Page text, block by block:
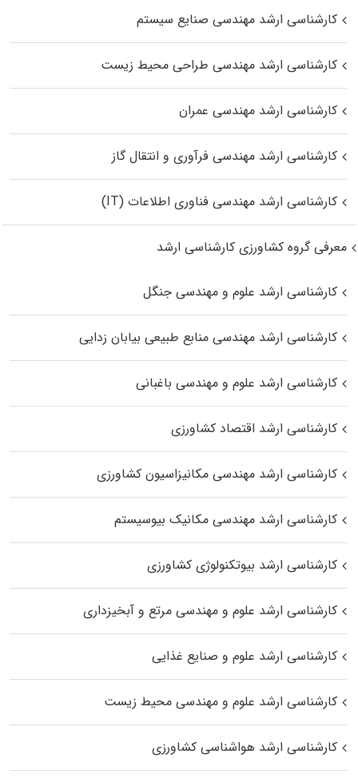
کارشناسی ارشد مهندسی صنایع سیستم
کارشناسی ارشد مهندسی طراحی محیط زیست
کارشناسی ارشد مهندسی عمران
کارشناسی ارشد مهندسی فرآوری و انتقال گاز
کارشناسی ارشد مهندسی فناوری اطلاعات (IT)
معرفی گروه کشاورزی کارشناسی ارشد
کارشناسی ارشد علوم و مهندسی جنگل
کارشناسی ارشد مهندسی منابع طبیعی بیابان زدایی
کارشناسی ارشد علوم و مهندسی باغبانی
کارشناسی ارشد اقتصاد کشاورزی
کارشناسی ارشد مهندسی مکانیزاسیون کشاورزی
کارشناسی ارشد مهندسی مکانیک بیوسیستم
کارشناسی ارشد بیوتکنولوژی کشاورزی
کارشناسی ارشد علوم و مهندسی مرتع و آبخیزداری
کارشناسی ارشد علوم و صنایع غذایی
کارشناسی ارشد علوم و مهندسی محیط زیست
کارشناسی ارشد هواشناسی کشاورزی